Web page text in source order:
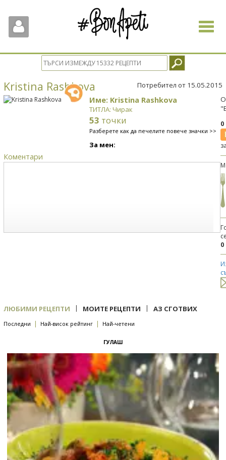
Toggle
Kristina Rashkova Потребител от 15.05.2015
Име: Kristina Rashkova
ТИТЛА: Чирак
53 точки
Разберете как да печелите повече значки >>
За мен:
Коментари
0
ЛЮБИМИ РЕЦЕПТИ | МОИТЕ РЕЦЕПТИ | АЗ СГОТВИХ
Последни | Най-висок рейтинг | Най-четени
ГУЛАШ